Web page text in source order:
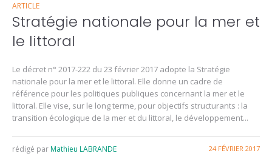
ARTICLE
Stratégie nationale pour la mer et
le littoral
Le décret n° 2017-222 du 23 février 2017 adopte la Stratégie
nationale pour la mer et le littoral. Elle donne un cadre de
référence pour les politiques publiques concernant la mer et le
littoral. Elle vise, sur le long terme, pour objectifs structurants : la
transition écologique de la mer et du littoral, le développement...
24 FÉVRIER 2017
rédigé parMathieu LABRANDE